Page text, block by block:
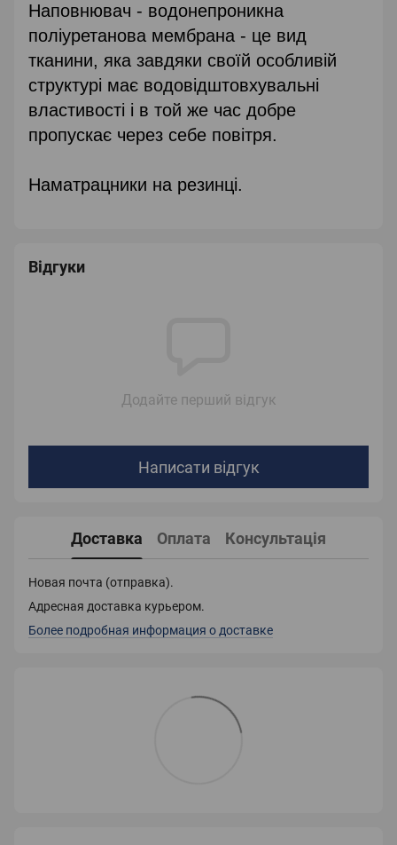
Наповнювач - водонепроникна
поліуретанова мембрана - це вид
тканини, яка завдяки своїй особливій
структурі має водовідштовхувальні
властивості і в той же час добре
пропускає через себе повітря.
Наматрацники на резинці.
Відгуки
Додайте перший відгук
Написати відгук
Доставка Оплата Консультація
Новая почта (отправка).
Адресная доставка курьером.
Более подробная информация о доставке